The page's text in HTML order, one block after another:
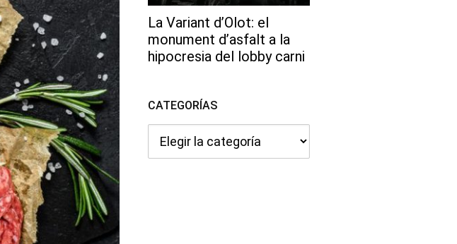
La Variant d’Olot: el
monument d’asfalt a la
hipocresia del lobby carni
CATEGORÍAS